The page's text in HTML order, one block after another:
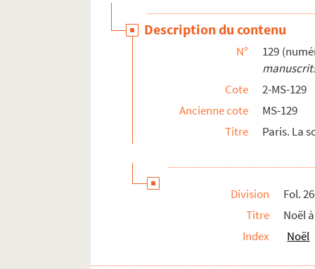
Description du contenu
N°
129
Cote
2-MS-129
Ancienne cote
MS-129
Titre
Paris. La
Division
Fol.
Titre
Noël
Index
Noël